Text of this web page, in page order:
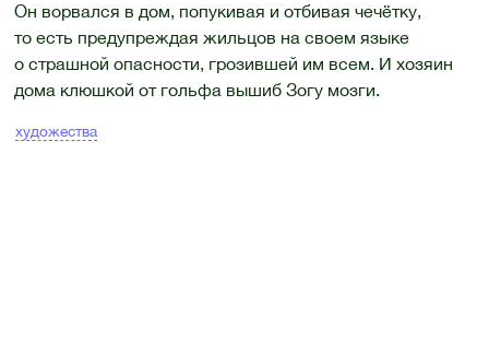
Он ворвался в дом, попукивая и отбивая чечётку,
то есть предупреждая жильцов на своем языке
о страшной опасности, грозившей им всем. И хозяин
дома клюшкой от гольфа вышиб Зогу мозги.
художества